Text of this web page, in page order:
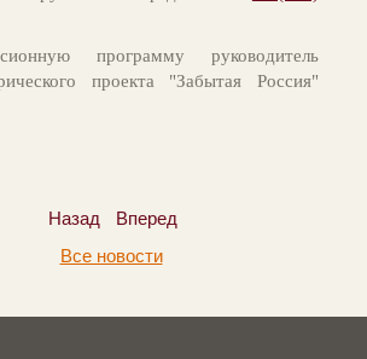
программу руководитель
проекта "Забытая Россия"
Назад
Вперед
Все новости